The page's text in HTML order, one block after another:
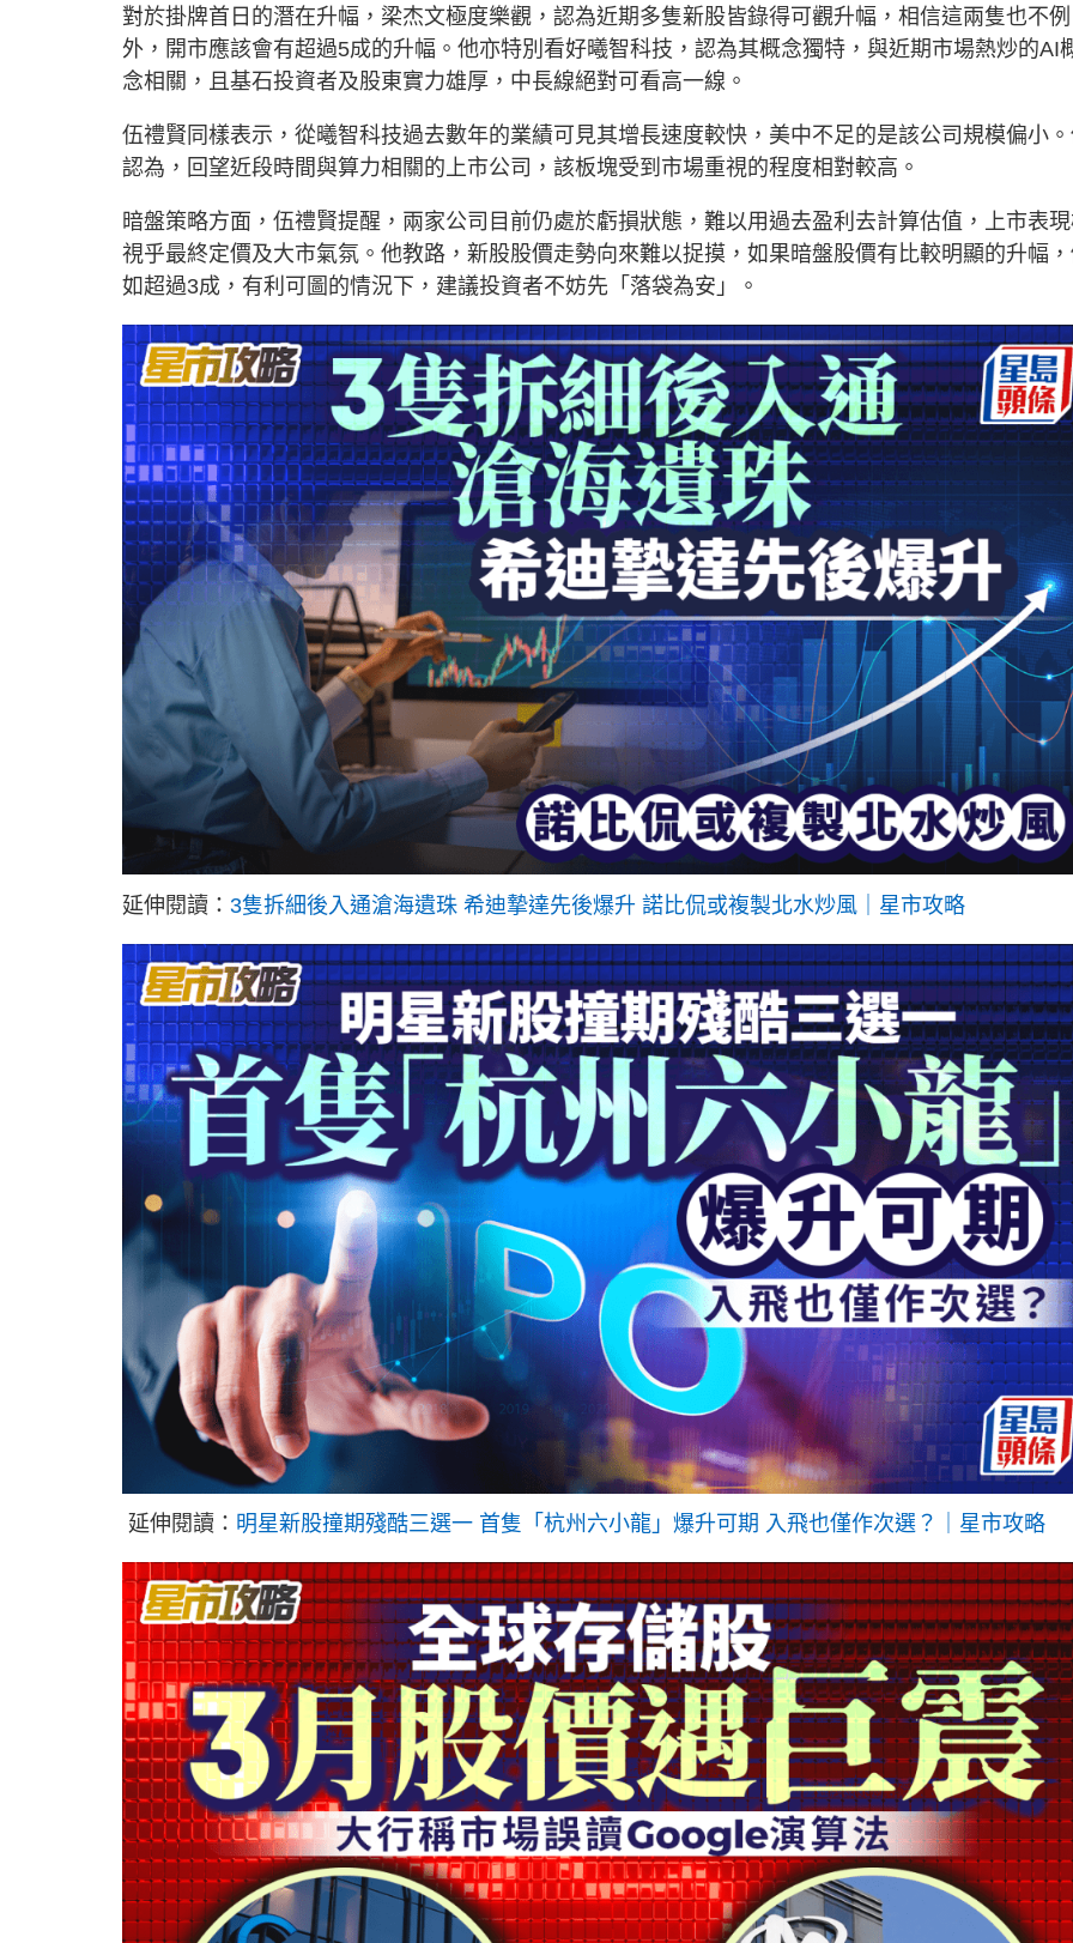
對於掛牌首日的潛在升幅，梁杰文極度樂觀，認為近期多隻新股皆錄得可觀升幅，相信這兩隻也不例
外，開市應該會有超過5成的升幅。他亦特別看好曦智科技，認為其概念獨特，與近期市場熱炒的AI
念相關，且基石投資者及股東實力雄厚，中長線絕對可看高一線。
伍禮賢同樣表示，從曦智科技過去數年的業績可見其增長速度較快，美中不足的是該公司規模偏小
認為，回望近段時間與算力相關的上市公司，該板塊受到市場重視的程度相對較高。
暗盤策略方面，伍禮賢提醒，兩家公司目前仍處於虧損狀態，難以用過去盈利去計算估值，上市表
視乎最終定價及大市氣氛。他教路，新股股價走勢向來難以捉摸，如果暗盤股價有比較明顯的升幅，
如超過3成，有利可圖的情況下，建議投資者不妨先「落袋為安」。
延伸閱讀： 3隻拆細後入通滄海遺珠 希迪摯達先後爆升 諾比侃或複製北水炒風｜星市攻略
延伸閱讀： 明星新股撞期殘酷三選一 首隻「杭州六小龍」爆升可期 入飛也僅作次選？｜星市攻略